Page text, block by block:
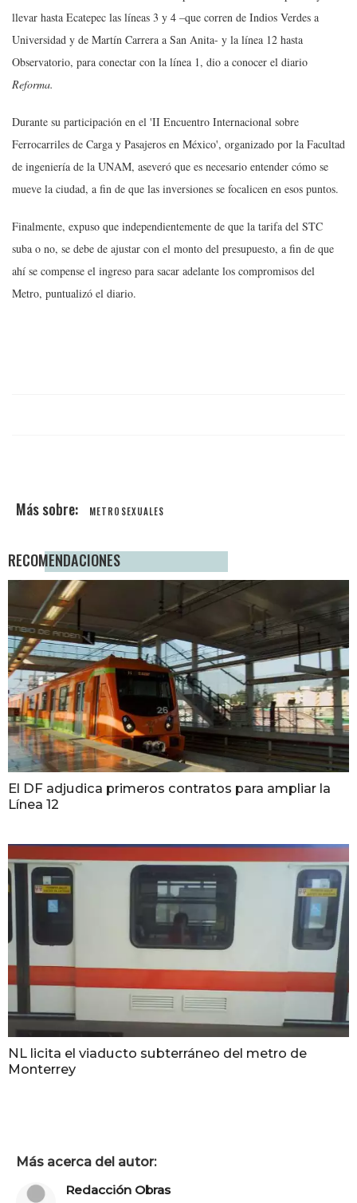
llevar hasta Ecatepec las líneas 3 y 4 –que corren de Indios Verdes a
Universidad y de Martín Carrera a San Anita- y la línea 12 hasta
Observatorio, para conectar con la línea 1, dio a conocer el diario
Reforma.
Durante su participación en el 'II Encuentro Internacional sobre
Ferrocarriles de Carga y Pasajeros en México', organizado por la Facultad
de ingeniería de la UNAM, aseveró que es necesario entender cómo se
mueve la ciudad, a fin de que las inversiones se focalicen en esos puntos.
Finalmente, expuso que independientemente de que la tarifa del STC
suba o no, se debe de ajustar con el monto del presupuesto, a fin de que
ahí se compense el ingreso para sacar adelante los compromisos del
Metro, puntualizó el diario.
METROSEXUALES
RECOMENDACIONES
El DF adjudica primeros contratos para ampliar la
Línea 12
NL licita el viaducto subterráneo del metro de
Monterrey
Más acerca del autor:
Redacción Obras